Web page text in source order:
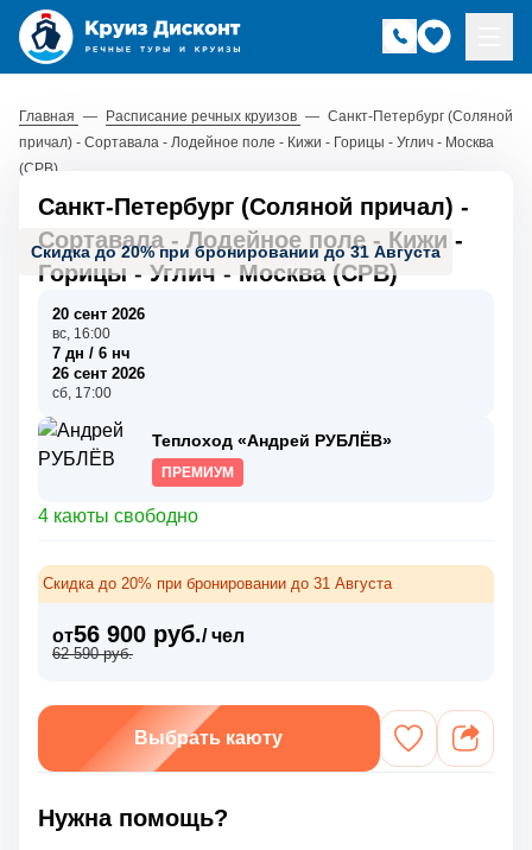
Главная — Расписание речных круизов — Санкт-Петербург (Соляной
причал) - Сортавала - Лодейное поле - Кижи - Горицы - Углич - Москва
(СРВ)
Скидка до 20% при бронировании до 31 Августа
Санкт-Петербург (Соляной причал) -
Сортавала - Лодейное поле - Кижи -
Горицы - Углич - Москва (СРВ)
20 сент 2026
вс, 16:00
7 дн / 6 нч
26 сент 2026
сб, 17:00
Теплоход «Андрей РУБЛЁВ»
ПРЕМИУМ
4 каюты свободно
Скидка до 20% при бронировании до 31 Августа
от56 900 руб./ чел
62 590 руб.
Выбрать каюту
Нужна помощь?